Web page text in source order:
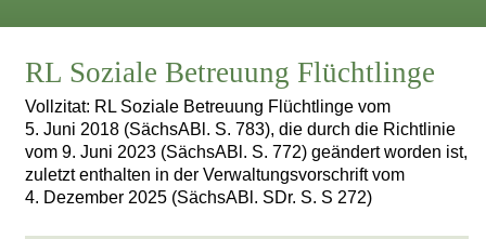
RL Soziale Betreuung Flüchtlinge
Vollzitat: RL Soziale Betreuung Flüchtlinge vom
5. Juni 2018 (SächsABl. S. 783), die durch die Richtlinie
vom 9. Juni 2023 (SächsABl. S. 772) geändert worden ist,
zuletzt enthalten in der Verwaltungsvorschrift vom
4. Dezember 2025 (SächsABl. SDr. S. S 272)